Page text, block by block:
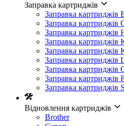
Заправка картриджів
Заправка картриджів
Заправка картриджів
Заправка картриджів
Заправка картриджів
Заправка картриджів
Заправка картриджів
Заправка картриджів
Заправка картриджів
Заправка картриджів
Відновлення картриджів
Brother